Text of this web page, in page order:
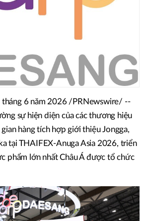
tháng 6 năm 2026 /PRNewswire/ --
sự hiện diện của các thương hiệu
hàng tích hợp giới thiệu Jongga,
tại THAIFEX-Anuga Asia 2026, triển
phẩm lớn nhất Châu Á được tổ chức